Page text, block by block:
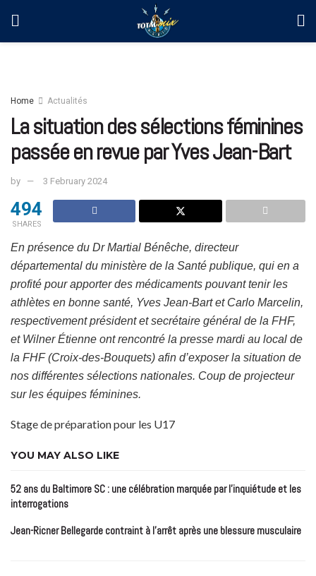
Home Actualités
La situation des sélections féminines
passée en revue par Yves Jean-Bart
by 3 February 2024
494
SHARES
En présence du Dr Martial Bénêche, directeur
départemental du ministère de la Santé publique, qui en a
profité pour apporter des médicaments pouvant tenir les
athlètes en bonne santé, Yves Jean-Bart et Carlo Marcelin,
respectivement président et secrétaire général de la FHF,
et Wilner Étienne ont rencontré la presse mardi au local de
la FHF (Croix-des-Bouquets) afin d’exposer la situation de
nos différentes sélections nationales. Coup de projecteur
sur les équipes féminines.
Stage de préparation pour les U17
YOU MAY ALSO LIKE
52 ans du Baltimore SC : une célébration marquée par l’inquiétude et les
interrogations
Jean-Ricner Bellegarde contraint à l’arrêt après une blessure musculaire